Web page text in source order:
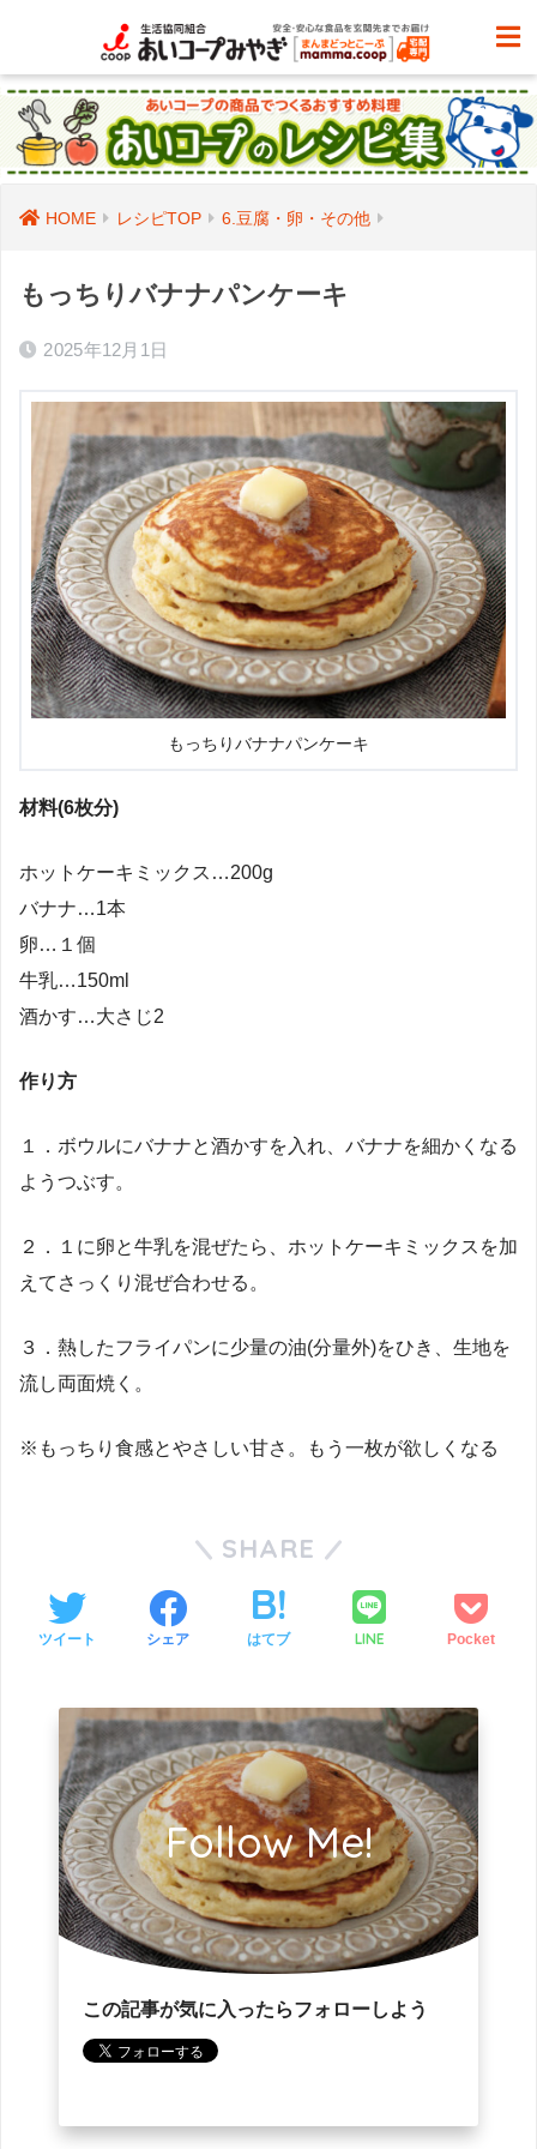
HOME レシピTOP 6.豆腐・卵・その他
もっちりバナナパンケーキ
2025年12月1日
もっちりバナナパンケーキ
材料(6枚分)
ホットケーキミックス…200g
バナナ…1本
卵…１個
牛乳…150ml
酒かす…大さじ2
作り方
１．ボウルにバナナと酒かすを入れ、バナナを細かくなる
ようつぶす。
２．１に卵と牛乳を混ぜたら、ホットケーキミックスを加
えてさっくり混ぜ合わせる。
３．熱したフライパンに少量の油(分量外)をひき、生地を
流し両面焼く。
※もっちり食感とやさしい甘さ。もう一枚が欲しくなる
SHARE
ツイート シェア はてブ LINE Pocket
Follow Me!
この記事が気に入ったらフォローしよう